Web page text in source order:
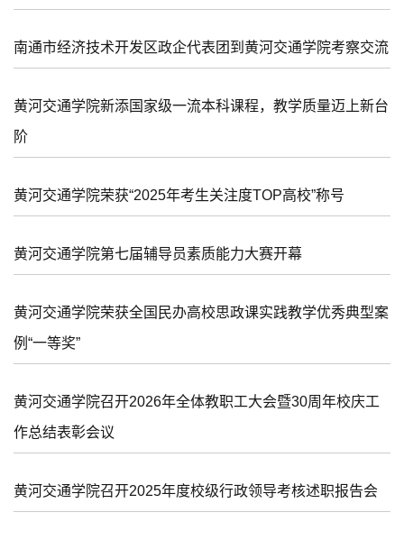
南通市经济技术开发区政企代表团到黄河交通学院考察交流
黄河交通学院新添国家级一流本科课程，教学质量迈上新台
阶
黄河交通学院荣获“2025年考生关注度TOP高校”称号
黄河交通学院第七届辅导员素质能力大赛开幕
黄河交通学院荣获全国民办高校思政课实践教学优秀典型案
例“一等奖”
黄河交通学院召开2026年全体教职工大会暨30周年校庆工
作总结表彰会议
黄河交通学院召开2025年度校级行政领导考核述职报告会